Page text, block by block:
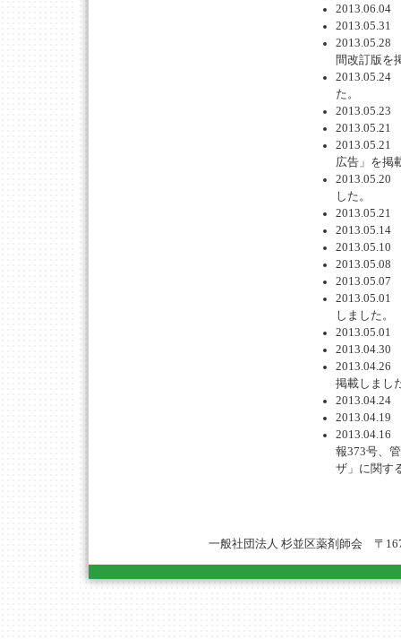
2013.06.04
2013.05.31
2013.05.28
間改訂版を
2013.05.24
た。
2013.05.23
2013.05.21
2013.05.21
広告」を掲
2013.05.20
した。
2013.05.21
2013.05.14
2013.05.10
2013.05.08
2013.05.07
2013.05.01
しました。
2013.05.01
2013.04.30
2013.04.26
掲載しまし
2013.04.24
2013.04.19
2013.04.16
報373号、
ザ」に関す
一般社団法人 杉並区薬剤師会 〒